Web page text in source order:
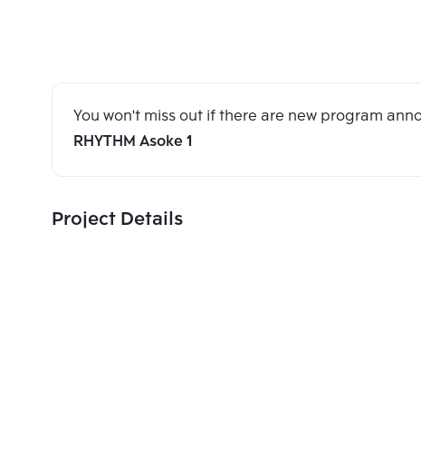
You won't miss out if there are new program
RHYTHM Asoke 1
Project Details